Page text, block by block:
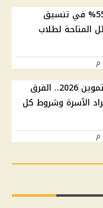
كليات ومعاهد تقبل من 55% في تنسيق
البدائل المتاحة لطلاب
إضافة المواليد لبطاقة التموين 2026.. الفرق
الأسرة وشروط كل